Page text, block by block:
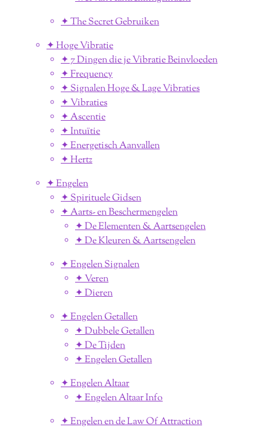
✦ The Secret Gebruiken
✦ Hoge Vibratie
✦ 7 Dingen die je Vibratie Beinvloeden
✦ Frequency
✦ Signalen Hoge & Lage Vibraties
✦ Vibraties
✦ Ascentie
✦ Intuïtie
✦ Energetisch Aanvallen
✦ Hertz
✦ Engelen
✦ Spirituele Gidsen
✦ Aarts- en Beschermengelen
✦ De Elementen & Aartsengelen
✦ De Kleuren & Aartsengelen
✦ Engelen Signalen
✦ Veren
✦ Dieren
✦ Engelen Getallen
✦ Dubbele Getallen
✦ De Tijden
✦ Engelen Getallen
✦ Engelen Altaar
✦ Engelen Altaar Info
✦ Engelen en de Law Of Attraction